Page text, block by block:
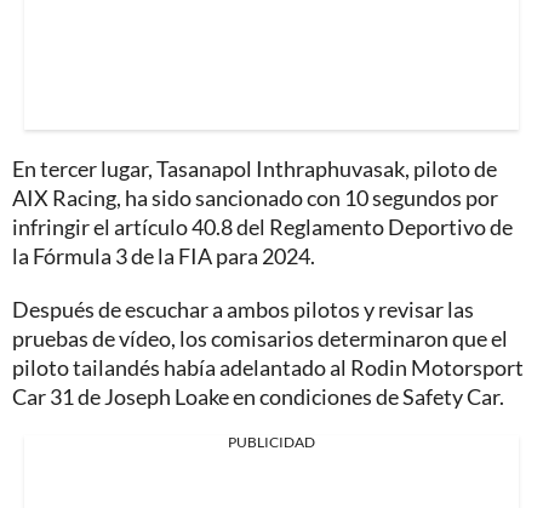
En tercer lugar, Tasanapol Inthraphuvasak, piloto de
AIX Racing, ha sido sancionado con 10 segundos por
infringir el artículo 40.8 del Reglamento Deportivo de
la Fórmula 3 de la FIA para 2024.
Después de escuchar a ambos pilotos y revisar las
pruebas de vídeo, los comisarios determinaron que el
piloto tailandés había adelantado al Rodin Motorsport
Car 31 de Joseph Loake en condiciones de Safety Car.
PUBLICIDAD